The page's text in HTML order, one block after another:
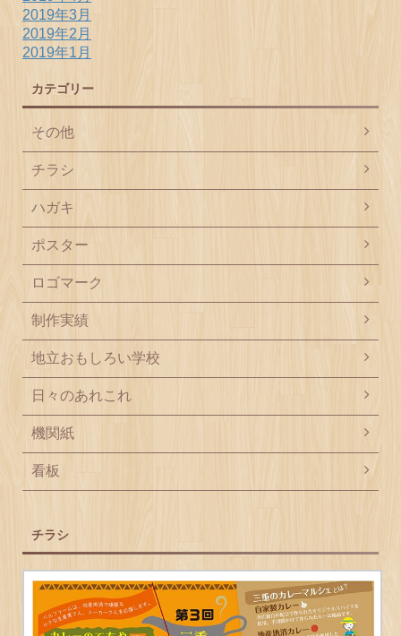
2019年3月
2019年2月
2019年1月
カテゴリー
その他
チラシ
ハガキ
ポスター
ロゴマーク
制作実績
地立おもしろい学校
日々のあれこれ
機関紙
看板
チラシ